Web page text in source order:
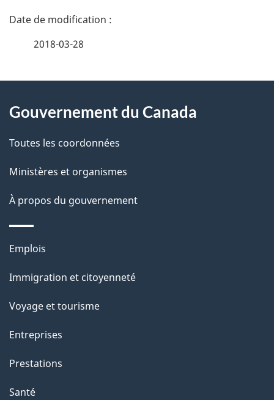
D
i
l
s
d
e
l
a
p
a
g
e
2018-03-28
propos
de
ce
site
Gouvernement du Canada
Toutes les coordonnées
Ministères et organismes
À propos du gouvernement
Thèmes
sujets
Emplois
Immigration et citoyenneté
Voyage et tourisme
Entreprises
Prestations
Santé